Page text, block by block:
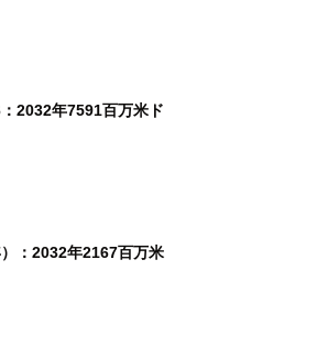
2032年7591百万米ド
：2032年2167百万米